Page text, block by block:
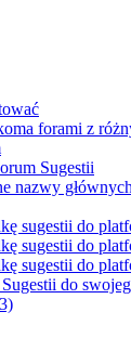
forami z
Sugestii
nazwy
sugestii do
sugestii do
sugestii do
do